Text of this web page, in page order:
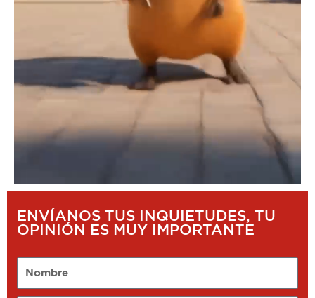
ENVÍANOS TUS INQUIETUDES, TU
OPINIÓN ES MUY IMPORTANTE